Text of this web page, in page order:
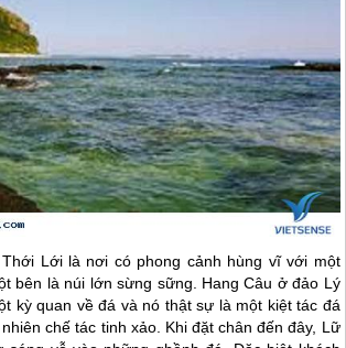
Lới là nơi có phong cảnh hùng vĩ với một
bên là núi lớn sừng sững. Hang Câu ởđảo Lý
kỳ quan về đá và nó thật sự là một kiệt tác đá
chế tác tinh xảo. Khi đặt chân đến đây, Lữ